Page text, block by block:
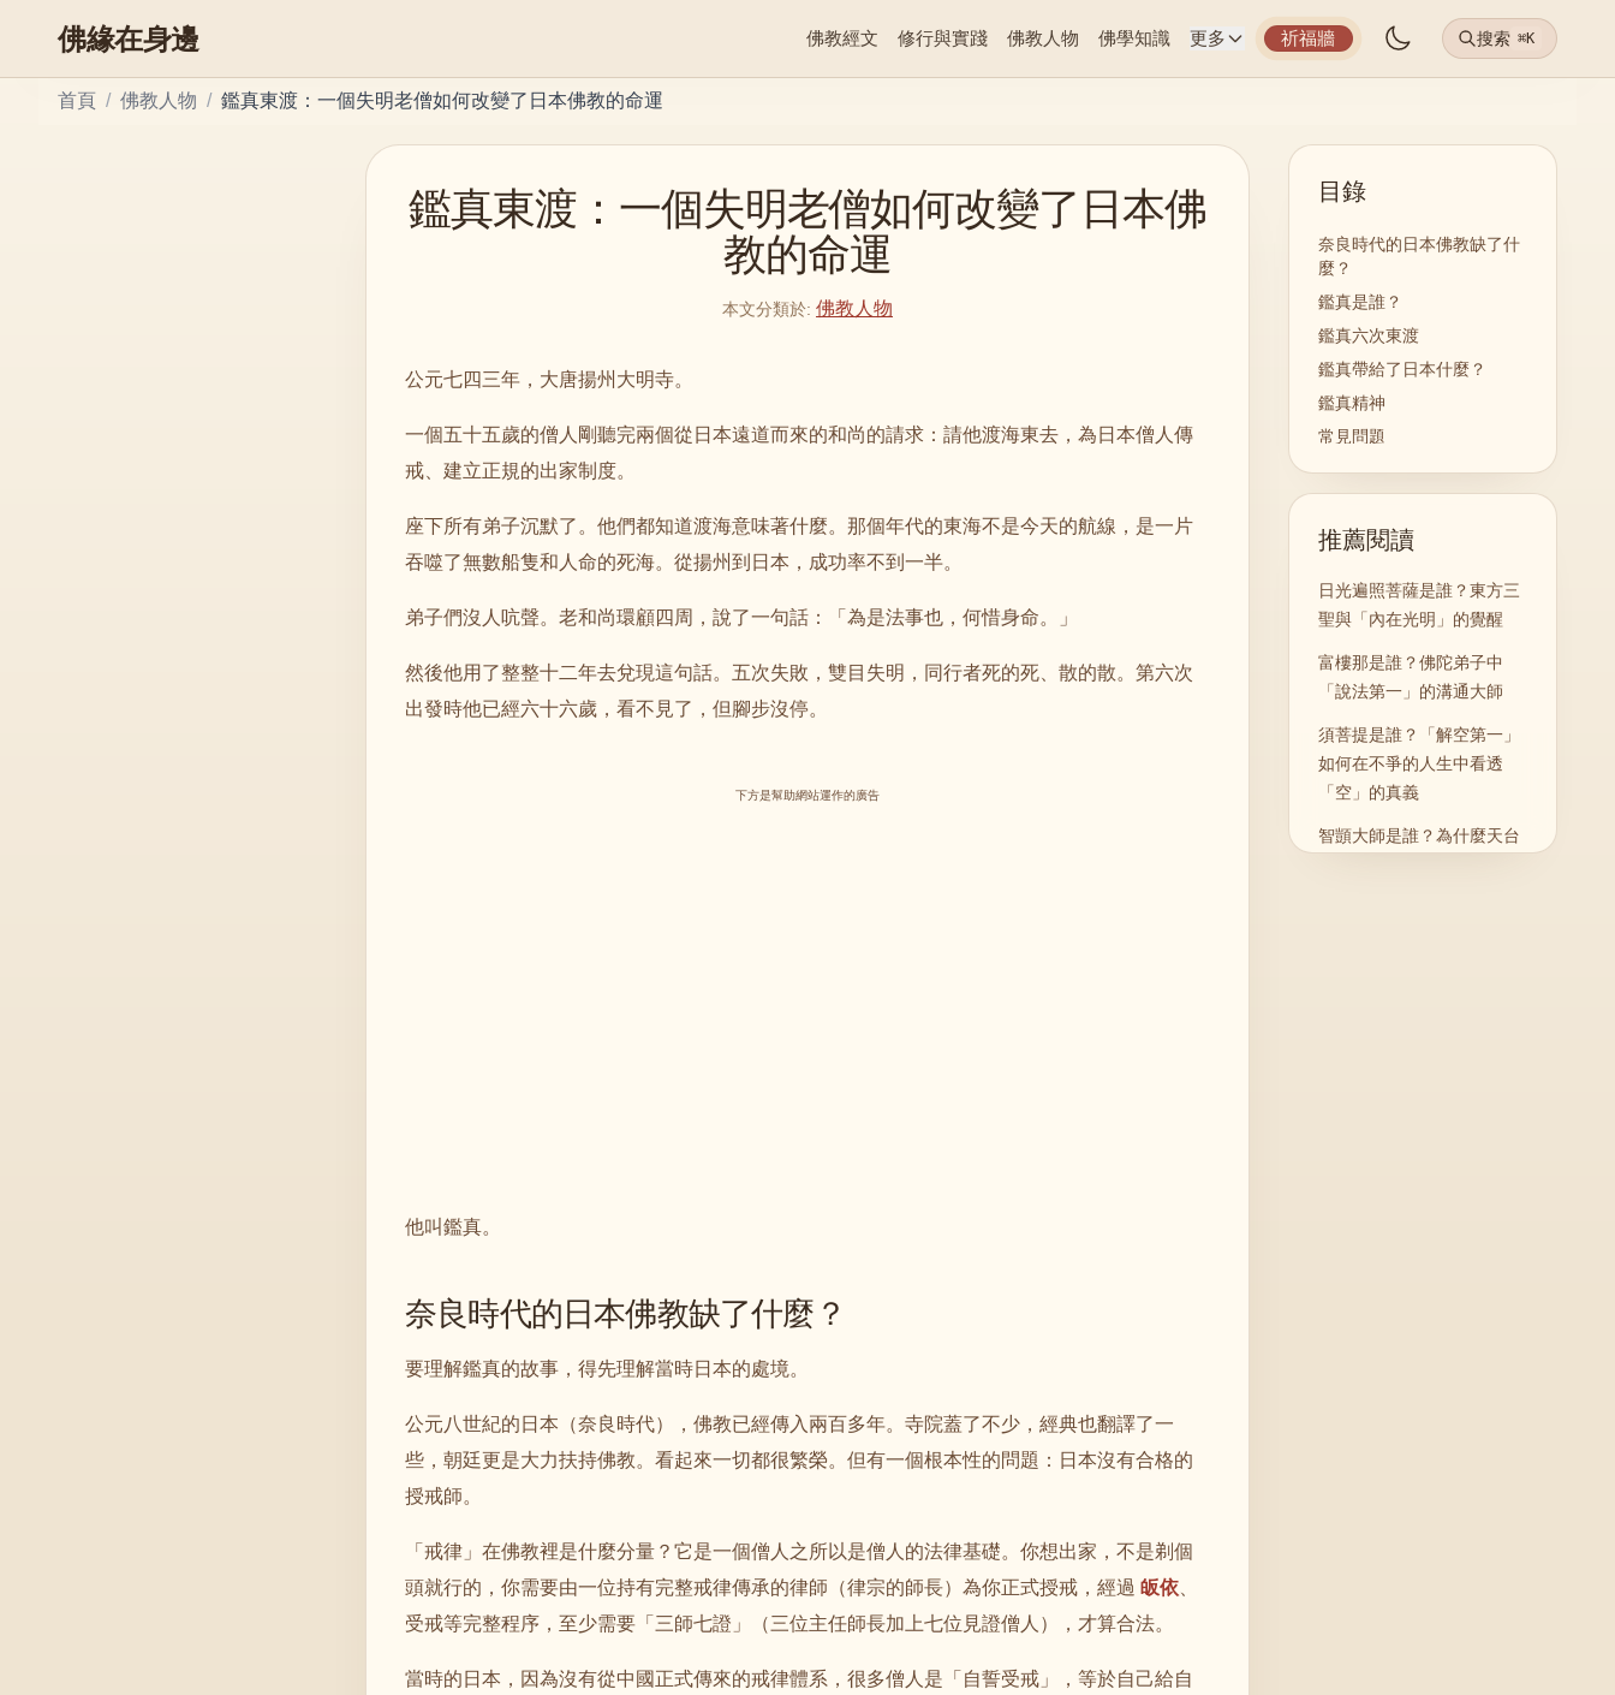
佛緣在身邊 佛教經文 修行與實踐 佛教人物 佛學知識 更多 祈福牆 搜索 ⌘K
首頁 / 佛教人物 / 鑑真東渡：一個失明老僧如何改變了日本佛教的命運
鑑真東渡：一個失明老僧如何改變了日本佛
教的命運
本文分類於: 佛教人物
公元七四三年，大唐揚州大明寺。
一個五十五歲的僧人剛聽完兩個從日本遠道而來的和尚的請求：請他渡海東去，為日本僧人傳
戒、建立正規的出家制度。
座下所有弟子沉默了。他們都知道渡海意味著什麼。那個年代的東海不是今天的航線，是一片
吞噬了無數船隻和人命的死海。從揚州到日本，成功率不到一半。
弟子們沒人吭聲。老和尚環顧四周，說了一句話：「為是法事也，何惜身命。」
然後他用了整整十二年去兌現這句話。五次失敗，雙目失明，同行者死的死、散的散。第六次
出發時他已經六十六歲，看不見了，但腳步沒停。
下方是幫助網站運作的廣告
他叫鑑真。
奈良時代的日本佛教缺了什麼？
要理解鑑真的故事，得先理解當時日本的處境。
公元八世紀的日本（奈良時代），佛教已經傳入兩百多年。寺院蓋了不少，經典也翻譯了一
些，朝廷更是大力扶持佛教。看起來一切都很繁榮。但有一個根本性的問題：日本沒有合格的
授戒師。
「戒律」在佛教裡是什麼分量？它是一個僧人之所以是僧人的法律基礎。你想出家，不是剃個
頭就行的，你需要由一位持有完整戒律傳承的律師（律宗的師長）為你正式授戒，經過 皈依
受戒等完整程序，至少需要「三師七證」（三位主任師長加上七位見證僧人），才算合法。
當時的日本，因為沒有從中國正式傳來的戒律體系，很多僧人是「自誓受戒」，等於自己給自
目錄
奈良時代的日本佛教缺了什
麼？
鑑真是誰？
鑑真六次東渡
鑑真帶給了日本什麼？
鑑真精神
常見問題
推薦閱讀
日光遍照菩薩是誰？東方三
聖與「內在光明」的覺醒
富樓那是誰？佛陀弟子中
「說法第一」的溝通大師
須菩提是誰？「解空第一」
如何在不爭的人生中看透
「空」的真義
智顗大師是誰？為什麼天台